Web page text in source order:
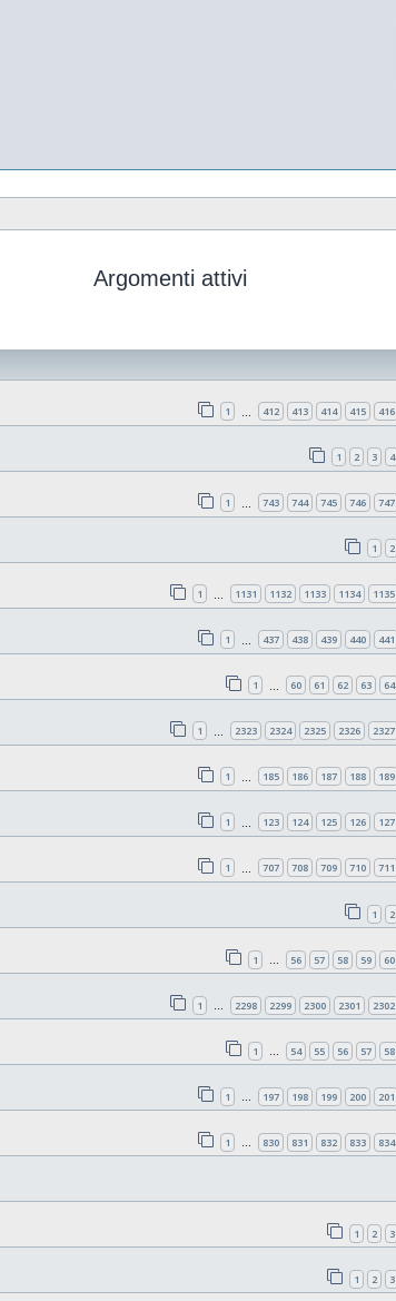
Argomenti attivi
1 412 413 414 415 416
1 2 3 4
1 743 744 745 746 747
1 2
1 1131 1132 1133 1134 1135
1 437 438 439 440 441
1 60 61 62 63 64
1 2323 2324 2325 2326 2327
1 185 186 187 188 189
1 123 124 125 126 127
1 707 708 709 710 711
1 2
1 56 57 58 59 60
1 2298 2299 2300 2301 2302
1 … 54 55 56 57 58
1 … 197 198 199 200 201
1 … 830 831 832 833 834
1 2 3
1 2 3